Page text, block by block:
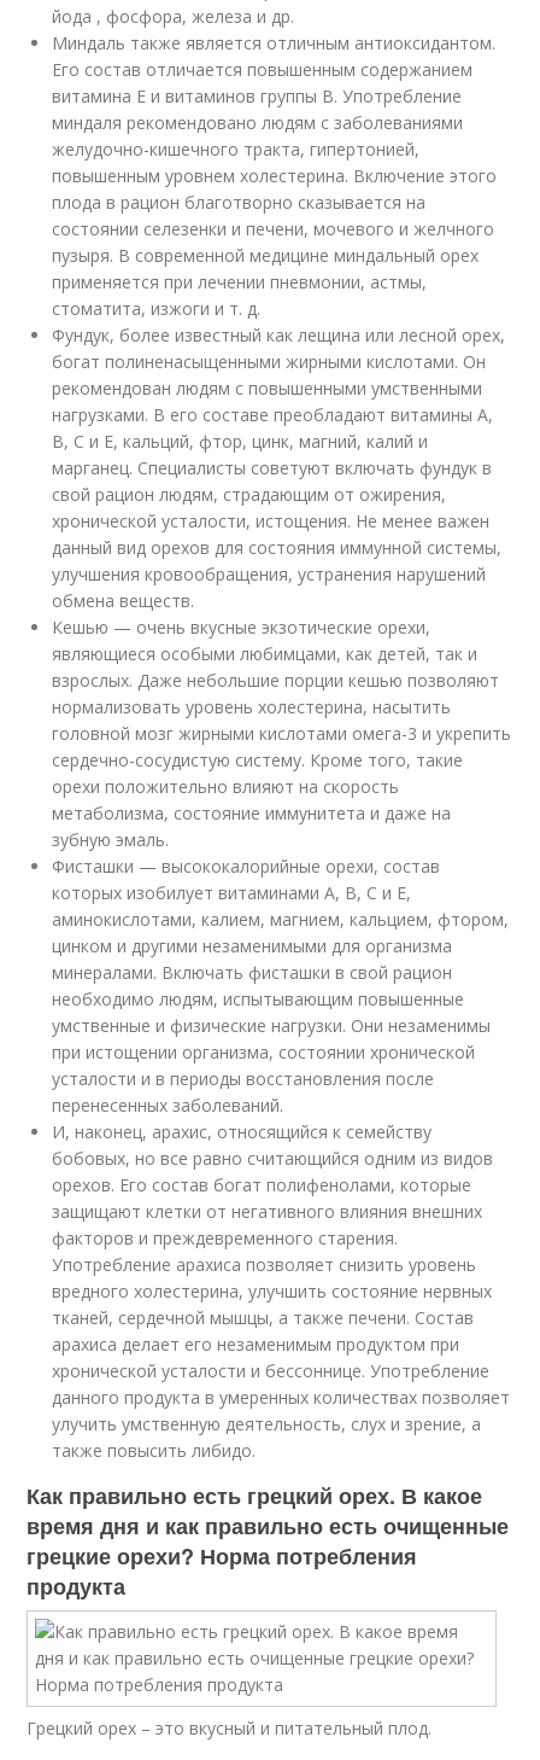
йода , фосфора, железа и др.
Миндаль также является отличным антиоксидантом.
Его состав отличается повышенным содержанием
витамина Е и витаминов группы В. Употребление
миндаля рекомендовано людям с заболеваниями
желудочно-кишечного тракта, гипертонией,
повышенным уровнем холестерина. Включение этого
плода в рацион благотворно сказывается на
состоянии селезенки и печени, мочевого и желчного
пузыря. В современной медицине миндальный орех
применяется при лечении пневмонии, астмы,
стоматита, изжоги и т. д.
Фундук, более известный как лещина или лесной орех,
богат полиненасыщенными жирными кислотами. Он
рекомендован людям с повышенными умственными
нагрузками. В его составе преобладают витамины А,
В, С и Е, кальций, фтор, цинк, магний, калий и
марганец. Специалисты советуют включать фундук в
свой рацион людям, страдающим от ожирения,
хронической усталости, истощения. Не менее важен
данный вид орехов для состояния иммунной системы,
улучшения кровообращения, устранения нарушений
обмена веществ.
Кешью — очень вкусные экзотические орехи,
являющиеся особыми любимцами, как детей, так и
взрослых. Даже небольшие порции кешью позволяют
нормализовать уровень холестерина, насытить
головной мозг жирными кислотами омега-3 и укрепить
сердечно-сосудистую систему. Кроме того, такие
орехи положительно влияют на скорость
метаболизма, состояние иммунитета и даже на
зубную эмаль.
Фисташки — высококалорийные орехи, состав
которых изобилует витаминами А, В, С и Е,
аминокислотами, калием, магнием, кальцием, фтором,
цинком и другими незаменимыми для организма
минералами. Включать фисташки в свой рацион
необходимо людям, испытывающим повышенные
умственные и физические нагрузки. Они незаменимы
при истощении организма, состоянии хронической
усталости и в периоды восстановления после
перенесенных заболеваний.
И, наконец, арахис, относящийся к семейству
бобовых, но все равно считающийся одним из видов
орехов. Его состав богат полифенолами, которые
защищают клетки от негативного влияния внешних
факторов и преждевременного старения.
Употребление арахиса позволяет снизить уровень
вредного холестерина, улучшить состояние нервных
тканей, сердечной мышцы, а также печени. Состав
арахиса делает его незаменимым продуктом при
хронической усталости и бессоннице. Употребление
данного продукта в умеренных количествах позволяет
улучить умственную деятельность, слух и зрение, а
также повысить либидо.
Как правильно есть грецкий орех. В какое
время дня и как правильно есть очищенные
грецкие орехи? Норма потребления
продукта
Грецкий орех – это вкусный и питательный плод.